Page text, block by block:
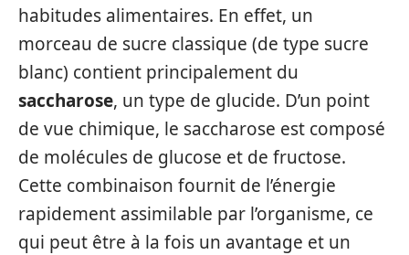
habitudes alimentaires. En effet, un
morceau de sucre classique (de type sucre
blanc) contient principalement du
saccharose, un type de glucide. D’un point
de vue chimique, le saccharose est composé
de molécules de glucose et de fructose.
Cette combinaison fournit de l’énergie
rapidement assimilable par l’organisme, ce
qui peut être à la fois un avantage et un